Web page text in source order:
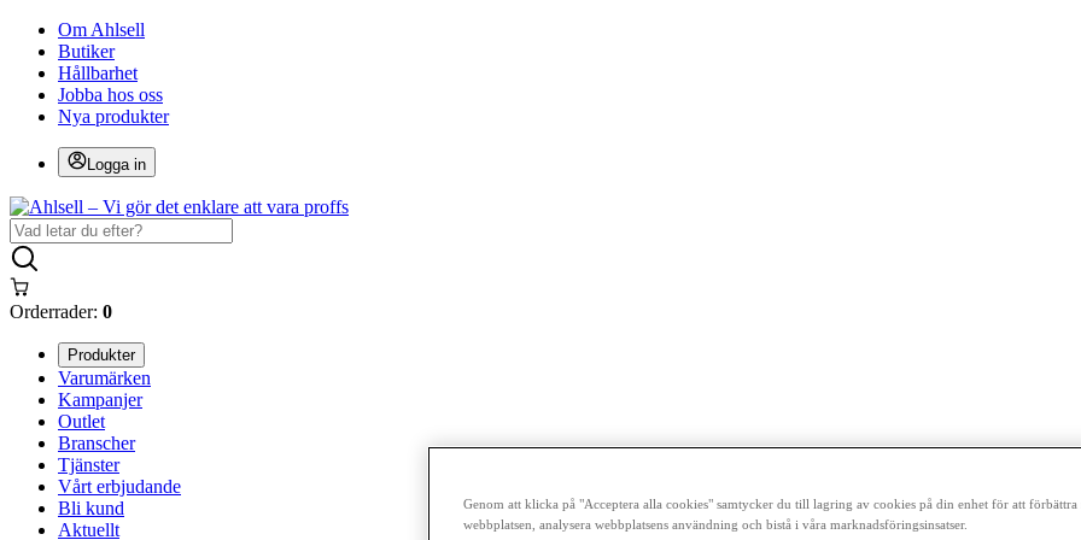
Om Ahlsell
Butiker
Hållbarhet
Jobba hos oss
Nya produkter
Logga in
Orderrader: 0
Produkter
Varumärken
Kampanjer
Outlet
Branscher
Tjänster
Vårt erbjudande
Bli kund
Aktuellt
Genom att klicka på "Acceptera alla cookies" samtycker du till lagring av cookies på din enhet för att förbättra
webbplatsen, analysera webbplatsens användning och bistå i våra marknadsföringsinsatser.